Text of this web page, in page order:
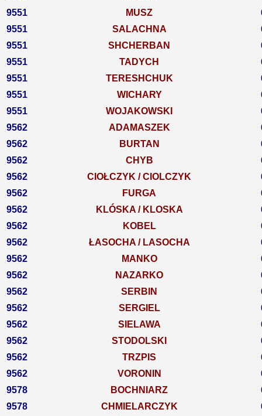
9551
MUSZ
9551
SALACHNA
9551
SHCHERBAN
9551
TADYCH
9551
TERESHCHUK
9551
WICHARY
9551
WOJAKOWSKI
9562
ADAMASZEK
9562
BURTAN
9562
CHYB
9562
CIOŁCZYK / CIOLCZYK
9562
FURGA
9562
KLÓSKA / KLOSKA
9562
KOBEL
9562
ŁASOCHA / LASOCHA
9562
MANKO
9562
NAZARKO
9562
SERBIN
9562
SERGIEL
9562
SIELAWA
9562
STODOLSKI
9562
TRZPIS
9562
VORONIN
9578
BOCHNIARZ
9578
CHMIELARCZYK